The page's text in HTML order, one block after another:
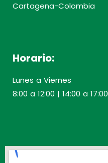
Cartagena-Colombia
Horario:
Lunes a Viernes
8:00 a 12:00 | 14:00 a 17:00